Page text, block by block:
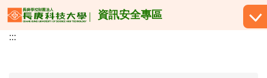
跳
到
主
資訊安全專區
:::